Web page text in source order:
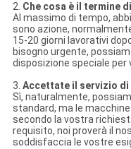
2. Che cosa è il termine
Al massimo di tempo,
sono azione,
15-20 giorni lavorativi
bisogno urgente,
disposizione speciale per
3. Accettate il servizio
Sì, naturalmente,
standard, ma le
secondo la vostra
requisito, noi proverà il
soddisfaccia le vostre